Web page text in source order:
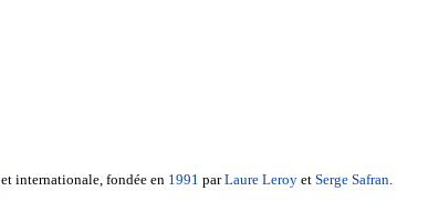
et internationale, fondée en 1991 parLaure Leroy et Serge Safran